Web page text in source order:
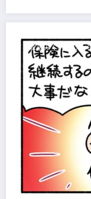
森永みぐのペット